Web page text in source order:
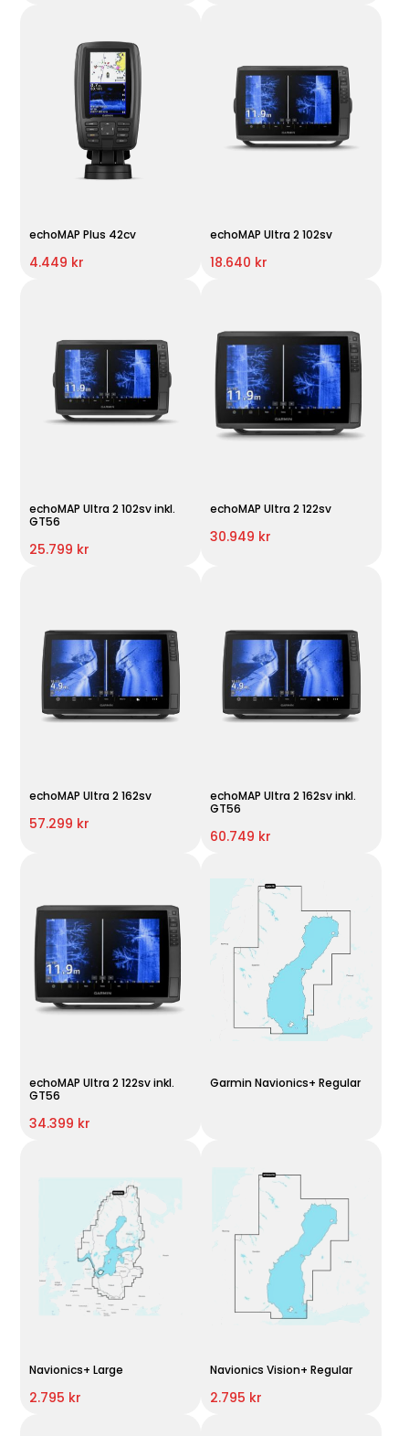
echoMAP Plus 42cv
4.449 kr
echoMAP Ultra 2 102sv
18.640 kr
echoMAP Ultra 2 102sv inkl.
GT56
25.799 kr
echoMAP Ultra 2 122sv
30.949 kr
echoMAP Ultra 2 162sv
57.299 kr
echoMAP Ultra 2 162sv inkl.
GT56
60.749 kr
echoMAP Ultra 2 122sv inkl.
GT56
34.399 kr
Garmin Navionics+ Regular
Navionics+ Large
2.795 kr
Navionics Vision+ Regular
2.795 kr